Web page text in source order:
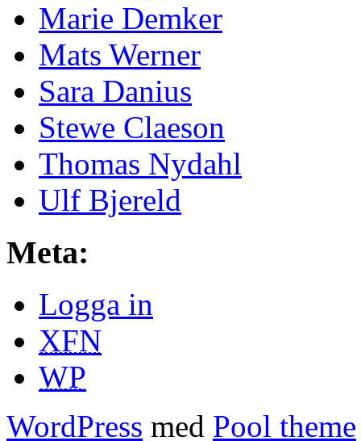
Marie Demker
Mats Werner
Sara Danius
Stewe Claeson
Thomas Nydahl
Ulf Bjereld
Meta:
Logga in
XFN
WP
WordPress med Pool theme